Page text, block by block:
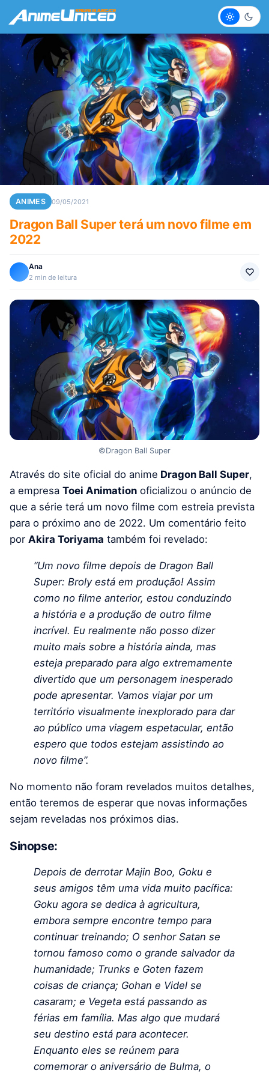
Claro
ANIMES 09/05/2021
Dragon Ball Super terá um novo filme em
2022
Ana
2 min de leitura
©Dragon Ball Super
Através do site oficial do anime Dragon Ball Super,
a empresa Toei Animation oficializou o anúncio de
que a série terá um novo filme com estreia prevista
para o próximo ano de 2022. Um comentário feito
por Akira Toriyama também foi revelado:
“Um novo filme depois de Dragon Ball
Super: Broly está em produção! Assim
como no filme anterior, estou conduzindo
a história e a produção de outro filme
incrível. Eu realmente não posso dizer
muito mais sobre a história ainda, mas
esteja preparado para algo extremamente
divertido que um personagem inesperado
pode apresentar. Vamos viajar por um
território visualmente inexplorado para dar
ao público uma viagem espetacular, então
espero que todos estejam assistindo ao
novo filme”.
No momento não foram revelados muitos detalhes,
então teremos de esperar que novas informações
sejam reveladas nos próximos dias.
Sinopse:
Depois de derrotar Majin Boo, Goku e
seus amigos têm uma vida muito pacífica:
Goku agora se dedica à agricultura,
embora sempre encontre tempo para
continuar treinando; O senhor Satan se
tornou famoso como o grande salvador da
humanidade; Trunks e Goten fazem
coisas de criança; Gohan e Videl se
casaram; e Vegeta está passando as
férias em família. Mas algo que mudará
seu destino está para acontecer.
Enquanto eles se reúnem para
comemorar o aniversário de Bulma, o